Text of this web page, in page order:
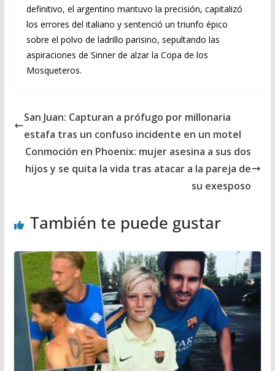
definitivo, el argentino mantuvo la precisión, capitalizó
los errores del italiano y sentenció un triunfo épico
sobre el polvo de ladrillo parisino, sepultando las
aspiraciones de Sinner de alzar la Copa de los
Mosqueteros.
San Juan: Capturan a prófugo por millonaria
estafa tras un confuso incidente en un motel
Conmoción en Phoenix: mujer asesina a sus dos
hijos y se quita la vida tras atacar a la pareja de
su exesposo
También te puede gustar